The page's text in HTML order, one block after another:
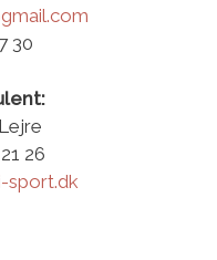
30
26
sport.dk